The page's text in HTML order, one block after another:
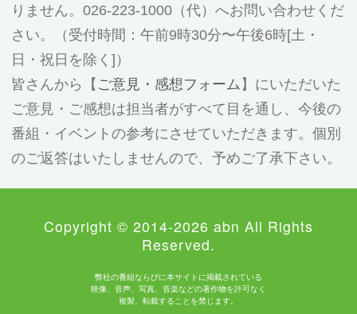
りません。026-223-1000（代）へお問い合わせくだ
さい。（受付時間：午前9時30分〜午後6時[土・
日・祝日を除く]）
皆さんから【 ご意見・感想フォーム 】にいただいた
ご意見・ご感想は担当者がすべて目を通し、今後の
番組・イベントの参考にさせていただきます。個別
のご返答はいたしませんので、予めご了承下さい。
Copyright © 2014-2026 abn All Rights
Reserved.
弊社の番組ならびに本サイトに掲載されている
映像、音声、写真、音楽などの著作物を許可なく
複製、転載することを禁じます。